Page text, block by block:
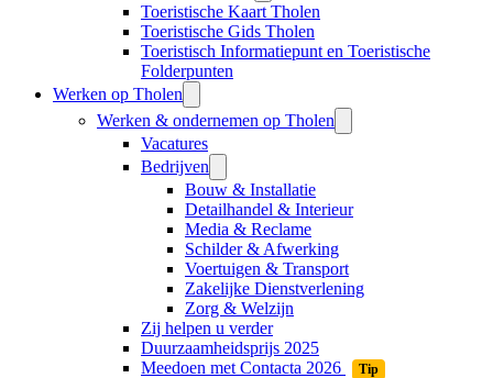
Toeristische Kaart Tholen
Toeristische Gids Tholen
Toeristisch Informatiepunt en Toeristische
Folderpunten
Werken op Tholen
Werken & ondernemen op Tholen
Vacatures
Bedrijven
Bouw & Installatie
Detailhandel & Interieur
Media & Reclame
Schilder & Afwerking
Voertuigen & Transport
Zakelijke Dienstverlening
Zorg & Welzijn
Zij helpen u verder
Duurzaamheidsprijs 2025
Meedoen met Contacta 2026
Tip